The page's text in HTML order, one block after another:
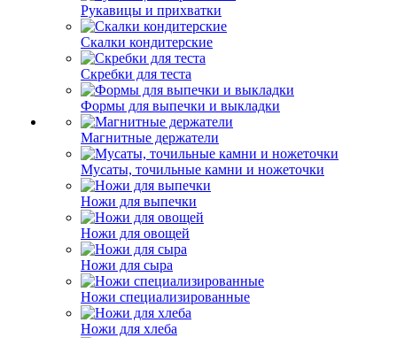
Рукавицы и прихватки
Скалки кондитерские
Скребки для теста
Формы для выпечки и выкладки
Магнитные держатели
Мусаты, точильные камни и ножеточки
Ножи для выпечки
Ножи для овощей
Ножи для сыра
Ножи специализированные
Ножи для хлеба